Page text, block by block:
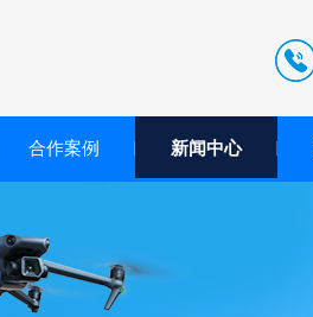
合作案例 新闻中心